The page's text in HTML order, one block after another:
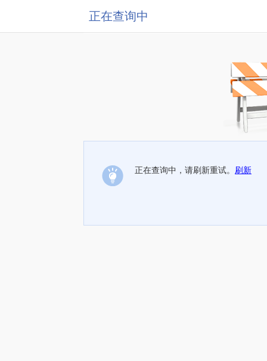
正在查询中
正在查询中，请刷新重试。 刷新